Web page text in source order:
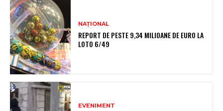
NAȚIONAL
REPORT DE PESTE 9,34 MILIOANE DE EURO LA
LOTO 6/49
EVENIMENT